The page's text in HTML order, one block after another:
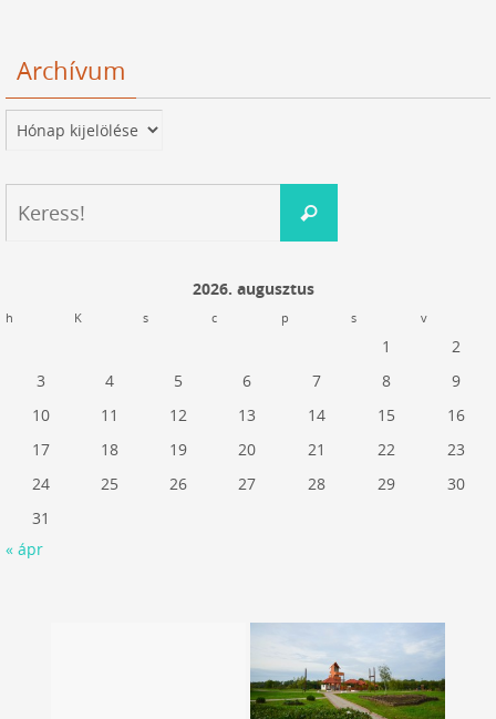
Archívum
Archívum
Keress!
2026. augusztus
h K s c p s v
1
2
3
4 5 6 7 8
9
10
11 12 13 14 15
16
17
18 19 20 21 22
23
24
25 26 27 28 29
30
31
« ápr